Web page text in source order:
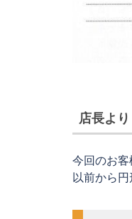
店長より
今回のお客
以前から